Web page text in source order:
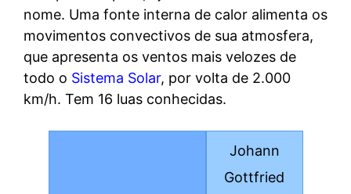
nome. Uma fonte interna de calor alimenta os
movimentos convectivos de sua atmosfera,
que apresenta os ventos mais velozes de
todo o Sistema Solar, por volta de 2.000
km/h. Tem 16 luas conhecidas.
Johann
Gottfried